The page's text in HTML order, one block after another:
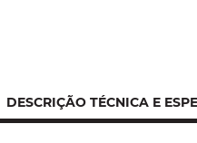
DESCRIÇÃO TÉCNICA E